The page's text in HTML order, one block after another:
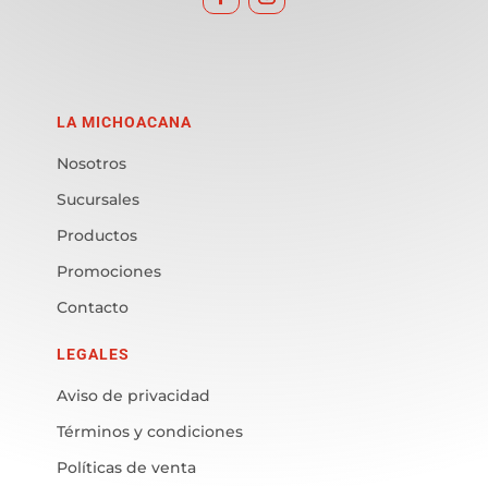
LA MICHOACANA
Nosotros
Sucursales
Productos
Promociones
Contacto
LEGALES
Aviso de privacidad
Términos y condiciones
Políticas de venta